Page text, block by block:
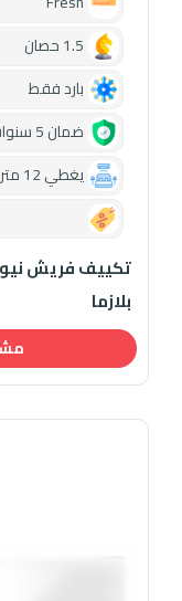
بارد فقط
ضمان 5 سنوات
يغطي 12 متر
بلازما